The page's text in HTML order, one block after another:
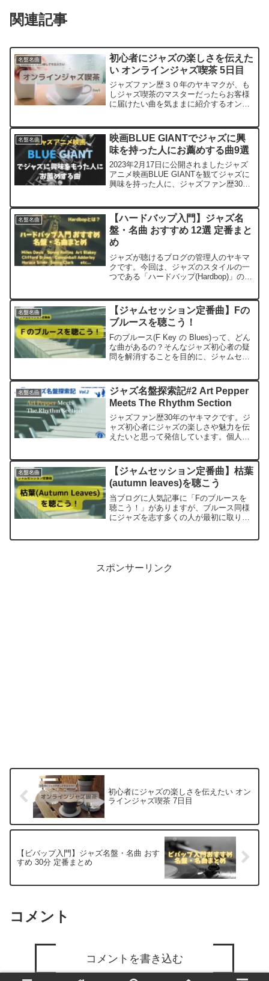
関連記事
名盤名曲
初心者にジャズの楽しさを伝えた
い オンラインジャズ喫茶 5日目
ジャズファン歴３０年のヤキマクが、も
しジャズ喫茶のマスターだったらお客様
に届けたい曲を気ままに紹介するオンラ
ジャズ初心者の方にジャズの魅力や楽し
さを伝えたいという想いで...
名盤名曲
映画BLUE GIANTでジャズに興
味を持った人にお薦めする曲9選
2023年2月17日に公開されましたジャズ
アニメ映画BLUE GIANTを観てジャズに
興味を持った人に、ジャズファン歴30年
原ひろみさんが作曲されたサウンドトラ
ックを聴い...
名盤名曲
【ハードバップ入門】ジャズ名
盤・名曲 おすすめ 12選 定番まと
め
ジャズが聴けるブログの管理人のヤキマ
クです。今回は、ジャズのスタイルの一
つである「ハードバップ(Hardbop)」の入
本記事のために私が作成した12曲の
Youtube再...
名盤名曲
【ジャムセッション定番曲】Fの
ブルースを聴こう！
Fのブルース(F Key の Blues)って、どん
な曲があるの？そんなジャズ初心者の疑
問を解消することを目的に、ジャムセッ
ード・バイブル（通称：黒本）に掲載さ
れている...
名盤名曲
ジャズ名盤探索記#2 Art Pepper
Meets The Rhythm Section
ジャズファン歴30年のヤキマクです。ジ
ャズ初心者にジャズの楽しさや魅力を伝
えたいと思って発信しています。個人的
ズ名盤探索記の第2弾は、Art Pepper
Meets ...
名盤名曲
【ジャムセッション定番曲】枯葉
(autumn leaves)を聴こう
当ブログに人気記事に「Fのブルースを
聴こう！」がありますが、ブルース同様
にジャズを志す多くの人が最初に取り組
スポンサーリンク
初心者にジャズの楽しさを伝えたい オン
ラインジャズ喫茶 7日目
【ビバップ入門】ジャズ名盤・名曲 おす
すめ 30分 定番まとめ
コメント
コメントを書き込む